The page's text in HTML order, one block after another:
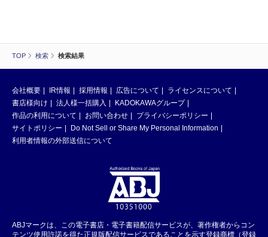
TOP 検索 検索結果
会社概要 IR情報 採用情報 広告について
ライセンスについて
書店様向け
法人様一括購入
KADOKAWAグループ
作品の利用について
お問い合わせ
プライバシーポリシー
サイトポリシー
Do Not Sell or Share My Personal Information
利用者情報の外部送信について
ABJマークは、この電子書店・電子書籍配信サービスが、著作権者からコン
テンツ使用許諾を得た正規版配信サービスであることを示す登録商標（登録